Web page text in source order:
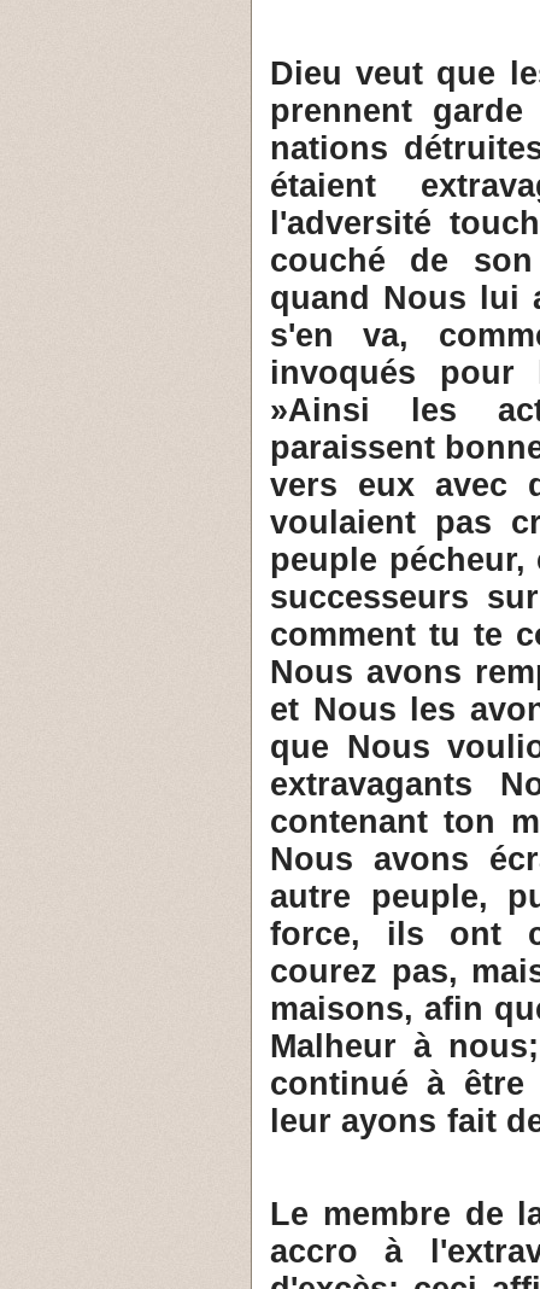
4- Dieu veut
prennent
nations
étaient
l'adversité
couché de
quand Nous lui
s'en va,
invoqués pour
»Ainsi les
paraissent
vers eux avec
voulaient pas
peuple
successeurs
comment tu te
Nous avons
et Nous les
que Nous
extravagants
contenant ton
Nous avons
autre peuple,
force, ils ont
courez pas,
maisons, afin
Malheur à
continué à
leur ayons fait
5- Le membre
accro à